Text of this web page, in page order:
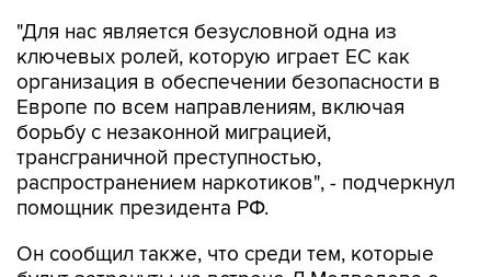
"Для нас является безусловной одна из
ключевых ролей, которую играет ЕС как
организация в обеспечении безопасности в
Европе по всем направлениям, включая
борьбу с незаконной миграцией,
трансграничной преступностью,
распространением наркотиков", - подчеркнул
помощник президента РФ.
Он сообщил также, что среди тем, которые